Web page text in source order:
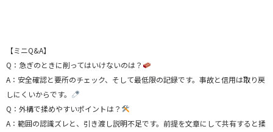
【ミニQ&A】
Q：急ぎのときに削ってはいけないのは？
A：安全確認と要所のチェック、そして最低限の記録です。事故と信用は取り戻
しにくいからです。
Q：外構で揉めやすいポイントは？
A：範囲の認識ズレと、引き渡し説明不足です。前提を文章にして共有すると揉